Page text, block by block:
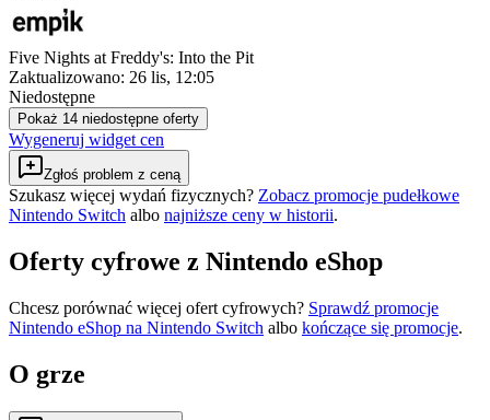
Five Nights at Freddy's: Into the Pit
Zaktualizowano: 26 lis, 12:05
Niedostępne
Pokaż 14 niedostępne oferty
Wygeneruj widget cen
Zgłoś problem z ceną
Szukasz więcej wydań fizycznych? Zobacz promocje pudełkowe
Nintendo Switch albo najniższe ceny w historii.
Oferty cyfrowe z Nintendo eShop
Chcesz porównać więcej ofert cyfrowych? Sprawdź promocje
Nintendo eShop na Nintendo Switch albo kończące się promocje.
O grze